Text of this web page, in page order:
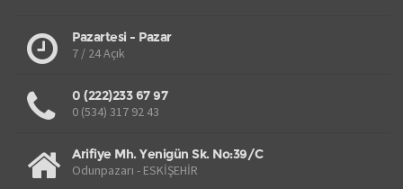
Pazartesi - Pazar
7 / 24 Açık
0 (222)233 67 97
0 (534) 317 92 43
Arifiye Mh. Yenigün Sk. No:39/C
Odunpazarı - ESKİŞEHİR